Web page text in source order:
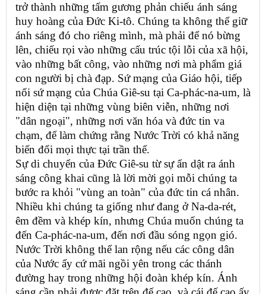
trở thành những tấm gương phản chiếu ánh sáng
huy hoàng của Đức Ki-tô. Chúng ta không thể giữ
ánh sáng đó cho riêng mình, mà phải để nó bừng
lên, chiếu rọi vào những cấu trúc tội lỗi của xã hội,
vào những bất công, vào những nơi mà phẩm giá
con người bị chà đạp. Sứ mạng của Giáo hội, tiếp
nối sứ mạng của Chúa Giê-su tại Ca-phác-na-um, là
hiện diện tại những vùng biên viễn, những nơi
"dân ngoại", những nơi văn hóa và đức tin va
chạm, để làm chứng rằng Nước Trời có khả năng
biến đổi mọi thực tại trần thế.
Sự di chuyển của Đức Giê-su từ sự ẩn dật ra ánh
sáng công khai cũng là lời mời gọi mỗi chúng ta
bước ra khỏi "vùng an toàn" của đức tin cá nhân.
Nhiều khi chúng ta giống như đang ở Na-da-rét,
êm đềm và khép kín, nhưng Chúa muốn chúng ta
đến Ca-phác-na-um, đến nơi đầu sóng ngọn gió.
Nước Trời không thể lan rộng nếu các công dân
của Nước ấy cứ mãi ngồi yên trong các thánh
đường hay trong những hội đoàn khép kín. Ánh